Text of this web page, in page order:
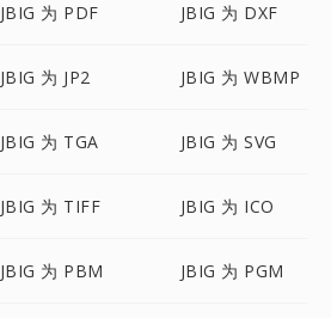
JBIG 为 PDF JBIG 为 DXF
JBIG 为 JP2 JBIG 为 WBMP
JBIG 为 TGA JBIG 为 SVG
JBIG 为 TIFF JBIG 为 ICO
JBIG 为 PBM JBIG 为 PGM